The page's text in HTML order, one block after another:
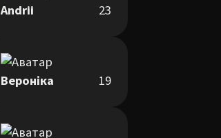
Andrii 23
Вероніка 19